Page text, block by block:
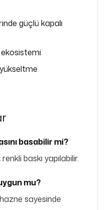
güçlü kapalı
ekosistemi
basabilir mi?
baskı yapılabilir.
mu?
sayesinde